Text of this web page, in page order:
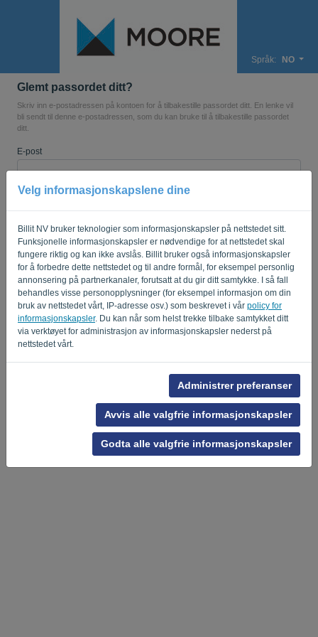
Velg informasjonskapslene dine
Billit NV bruker teknologier som informasjonskapsler på nettstedet sitt.
Funksjonelle informasjonskapsler er nødvendige for at nettstedet skal
fungere riktig og kan ikke avslås. Billit bruker også informasjonskapsler
for å forbedre dette nettstedet og til andre formål, for eksempel personlig
annonsering på partnerkanaler, forutsatt at du gir ditt samtykke. I så fall
behandles visse personopplysninger (for eksempel informasjon om din
bruk av nettstedet vårt, IP-adresse osv.) som beskrevet i vår policy for
informasjonskapsler. Du kan når som helst trekke tilbake samtykket ditt
via verktøyet for administrasjon av informasjonskapsler nederst på
nettstedet vårt.
Administrer preferanser
Avvis alle valgfrie informasjonskapsler
Godta alle valgfrie informasjonskapsler
Språk: NO
Glemt passordet ditt?
Skriv inn e-postadressen på kontoen for å tilbakestille passordet ditt. En lenke vil
bli sendt til denne e-postadressen, som du kan bruke til å tilbakestille passordet
ditt.
E-post
SEND LENKE
Tilbake til påloggingssiden
Privacy Policy-Terms of Service